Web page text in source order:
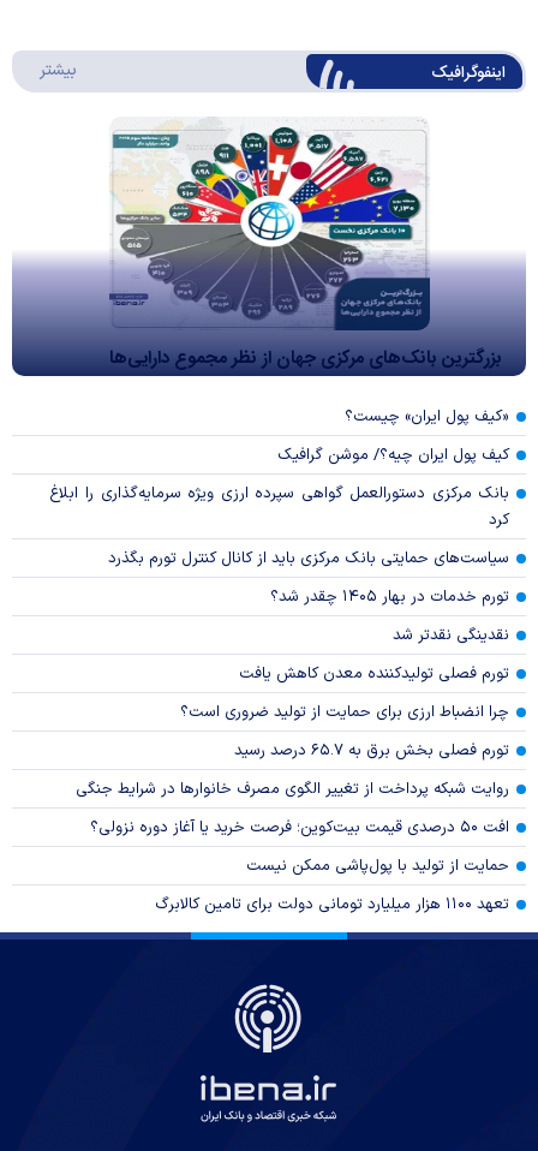
اینفوگرافیک بیشتر
بزرگترین بانک‌های مرکزی جهان از نظر مجموع دارایی‌ها
«کیف پول ایران» چیست؟
کیف پول ایران چیه؟/ موشن گرافیک
بانک مرکزی دستورالعمل گواهی سپرده ارزی ویژه سرمایه‌گذاری را ابلاغ
کرد
سیاست‌های حمایتی بانک مرکزی باید از کانال کنترل تورم بگذرد
تورم خدمات در بهار ۱۴۰۵ چقدر شد؟
نقدینگی نقدتر شد
تورم فصلی تولیدکننده معدن کاهش یافت
چرا انضباط ارزی برای حمایت از تولید ضروری است؟
تورم فصلی بخش برق به ۶۵.۷ درصد رسید
روایت شبکه پرداخت از تغییر الگوی مصرف خانوار‌ها در شرایط جنگی
افت ۵۰ درصدی قیمت بیت‌کوین؛ فرصت خرید یا آغاز دوره نزولی؟
حمایت از تولید با پول‌پاشی ممکن نیست
تعهد ۱۱۰۰ هزار میلیارد تومانی دولت برای تامین کالابرگ